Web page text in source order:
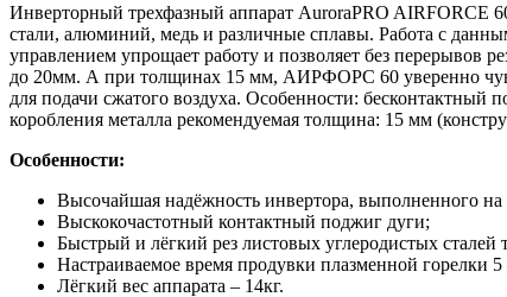
Инверторный трехфазный аппарат AuroraPRO AIRFORCE
стали, алюминий, медь и различные сплавы. Работа с
управлением упрощает работу и позволяет без перерывов
до 20мм. А при толщинах 15 мм, АИРФОРС 60 уверенно
для подачи сжатого воздуха. Особенности:
коробления металла рекомендуемая толщина: 15 мм
Особенности:
Высочайшая надёжность инвертора, выполненного на
Выскокочастотный контактный поджиг дуги;
Быстрый и лёгкий рез листовых углеродистых
Настраиваемое время продувки плазменной горелки 5
Лёгкий вес аппарата – 14кг.